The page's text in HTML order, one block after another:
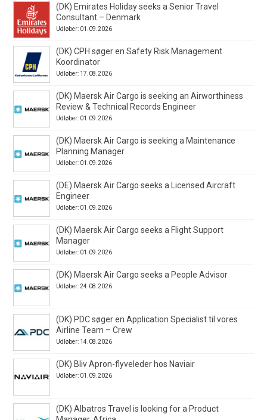
(DK) Emirates Holiday seeks a Senior Travel
Consultant – Denmark
Udløber: 01.09.2026
(DK) CPH søger en Safety Risk Management
Koordinator
Udløber: 17.08.2026
(DK) Maersk Air Cargo is seeking an Airworthiness
Review & Technical Records Engineer
Udløber: 01.09.2026
(DK) Maersk Air Cargo is seeking a Maintenance
Planning Manager
Udløber: 01.09.2026
(DE) Maersk Air Cargo seeks a Licensed Aircraft
Engineer
Udløber: 01.09.2026
(DK) Maersk Air Cargo seeks a Flight Support
Manager
Udløber: 01.09.2026
(DK) Maersk Air Cargo seeks a People Advisor
Udløber: 24.08.2026
(DK) PDC søger en Application Specialist til vores
Airline Team – Crew
Udløber: 14.08.2026
(DK) Bliv Apron-flyveleder hos Naviair
Udløber: 01.09.2026
(DK) Albatros Travel is looking for a Product